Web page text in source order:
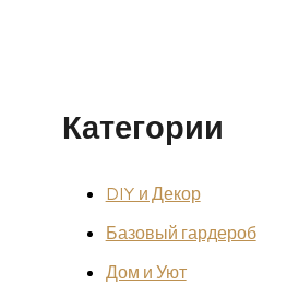
Категории
DIY и Декор
Базовый гардероб
Дом и Уют